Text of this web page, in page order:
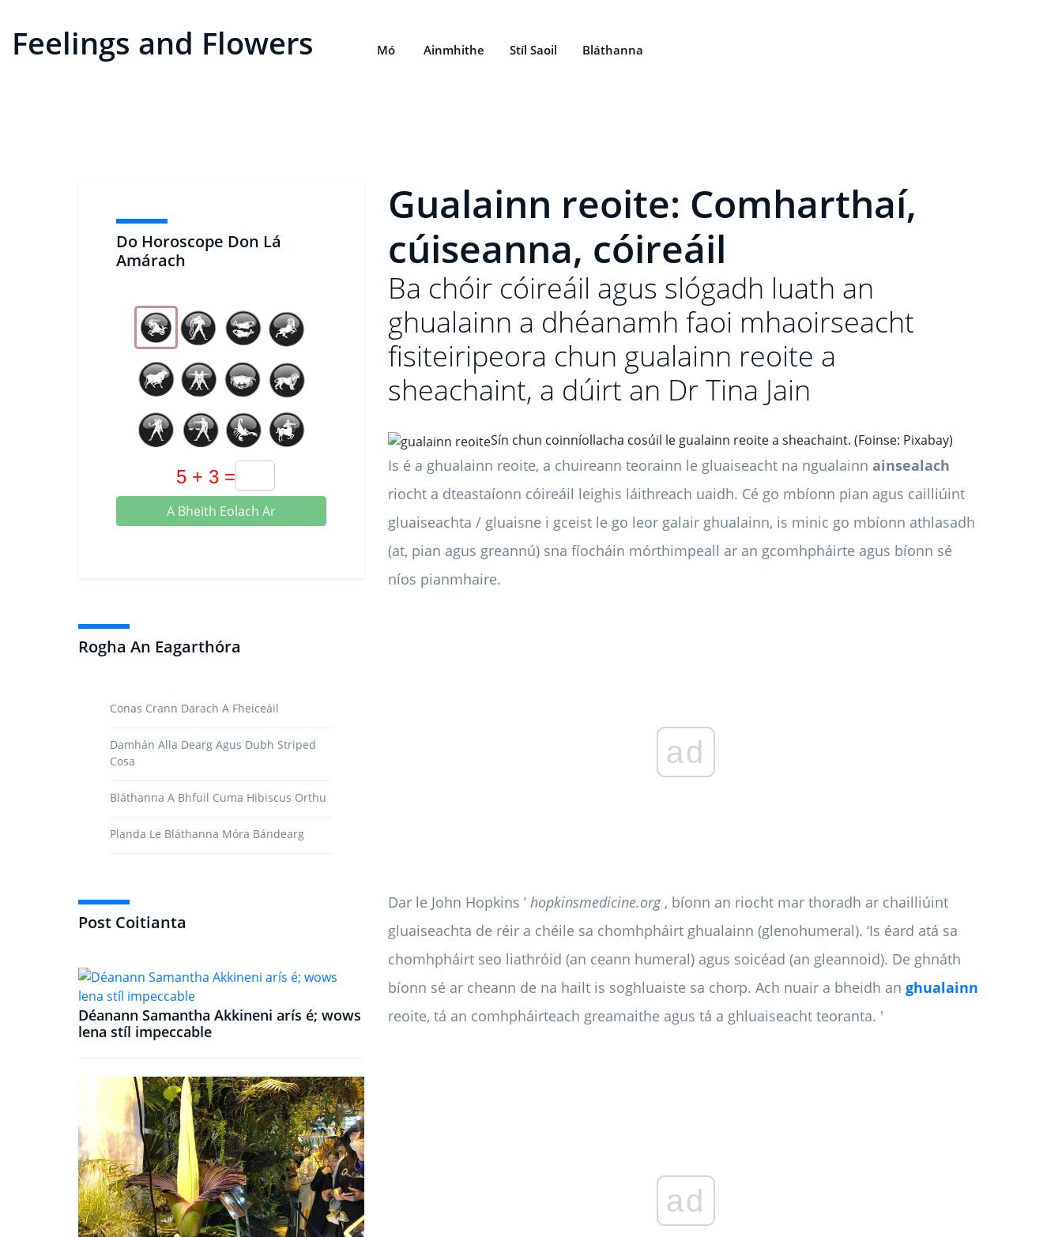
Feelings and Flowers Mó Ainmhithe Stíl Saoil Bláthanna
Do Horoscope Don Lá
Amárach
A Bheith Eolach Ar
Rogha An Eagarthóra
Conas Crann Darach A Fheiceáil
Damhán Alla Dearg Agus Dubh Striped
Cosa
Bláthanna A Bhfuil Cuma Hibiscus Orthu
Planda Le Bláthanna Móra Bándearg
Post Coitianta
Déanann Samantha Akkineni arís é; wows
lena stíl impeccable
Gualainn reoite: Comharthaí,
cúiseanna, cóireáil
Ba chóir cóireáil agus slógadh luath an
ghualainn a dhéanamh faoi mhaoirseacht
fisiteiripeora chun gualainn reoite a
sheachaint, a dúirt an Dr Tina Jain
Sín chun coinníollacha cosúil le gualainn reoite a sheachaint. (Foinse: Pixabay)
Is é a ghualainn reoite, a chuireann teorainn le gluaiseacht na ngualainn ainsealach
riocht a dteastaíonn cóireáil leighis láithreach uaidh. Cé go mbíonn pian agus cailliúint
gluaiseachta / gluaisne i gceist le go leor galair ghualainn, is minic go mbíonn athlasadh
(at, pian agus greannú) sna fíocháin mórthimpeall ar an gcomhpháirte agus bíonn sé
níos pianmhaire.
ad
Dar le John Hopkins ’ hopkinsmedicine.org, bíonn an riocht mar thoradh ar chailliúint
gluaiseachta de réir a chéile sa chomhpháirt ghualainn (glenohumeral). ‘Is éard atá sa
chomhpháirt seo liathróid (an ceann humeral) agus soicéad (an gleannoid). De ghnáth
bíonn sé ar cheann de na hailt is soghluaiste sa chorp. Ach nuair a bheidh an ghualainn
reoite, tá an comhpháirteach greamaithe agus tá a ghluaiseacht teoranta. '
ad